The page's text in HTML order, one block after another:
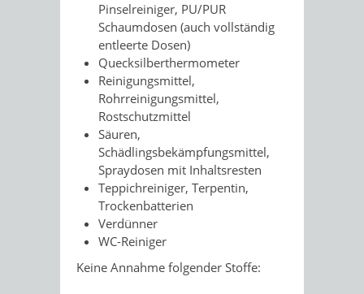
Pinselreiniger, PU/PUR
Schaumdosen (auch vollständig
entleerte Dosen)
Quecksilberthermometer
Reinigungsmittel,
Rohrreinigungsmittel,
Rostschutzmittel
Säuren,
Schädlingsbekämpfungsmittel,
Spraydosen mit Inhaltsresten
Teppichreiniger, Terpentin,
Trockenbatterien
Verdünner
WC-Reiniger
Keine Annahme folgender Stoffe: